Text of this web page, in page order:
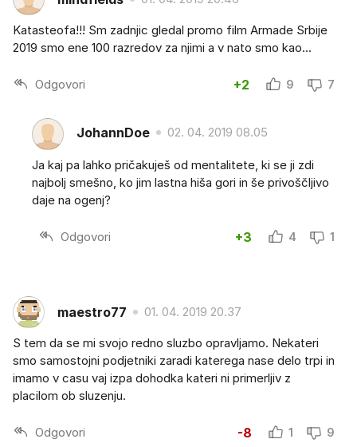
Katasteofa!!! Sm zadnjic gledal promo film Armade Srbije
2019 smo ene 100 razredov za njimi a v nato smo kao...
Odgovori +2 9 7
JohannDoe 02. 04. 2019 08.05
Ja kaj pa lahko pričakuješ od mentalitete, ki se ji zdi
najbolj smešno, ko jim lastna hiša gori in še privoščljivo
daje na ogenj?
Odgovori +3 4 1
maestro77 01. 04. 2019 20.37
S tem da se mi svojo redno sluzbo opravljamo. Nekateri
smo samostojni podjetniki zaradi katerega nase delo trpi in
imamo v casu vaj izpa dohodka kateri ni primerljiv z
placilom ob sluzenju.
Odgovori -8 1 9